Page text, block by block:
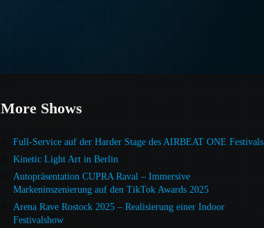
More Shows
Full-Service auf der Harder Stage des AIRBEAT ONE Festivals
Kinetic Light Art in Berlin
Autopräsentation CUPRA Raval – Immersive
Markeninszenierung auf den TikTok Awards 2025
Arena Rave Rostock 2025 – Realisierung einer Indoor
Festivalshow